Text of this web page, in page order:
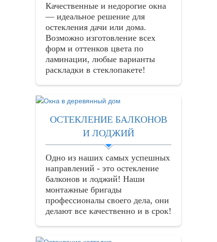
Качественные и недорогие окна
— идеальное решение для
остекления дачи или дома.
Возможно изготовление всех
форм и оттенков цвета по
ламинации, любые варианты
раскладки в стеклопакете!
ОСТЕКЛЕНИЕ БАЛКОНОВ
И ЛОДЖИЙ
Одно из наших самых успешных
направлений - это остекление
балконов и лоджий! Наши
монтажные бригады
профессионалы своего дела, они
делают все качественно и в срок!